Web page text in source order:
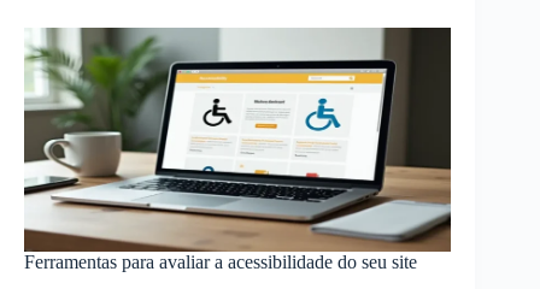
Ferramentas para avaliar a acessibilidade do seu site